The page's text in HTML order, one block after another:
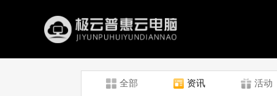
全部 资讯 活动